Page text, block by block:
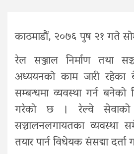
काठमाडौं, २०७६ पुष २१ गते
रेल सञ्जाल निर्माण तथा
अध्ययनको काम जारी
सम्बन्धमा व्यवस्था गर्न बनेको
गरेको छ । रेल्वे सेवाको
सञ्चालनलगायतका व्यवस्था
तयार पार्न विधेयक संसद्मा दर्ता